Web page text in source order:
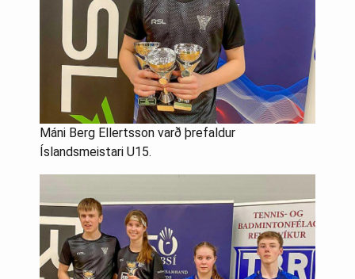
Máni Berg Ellertsson varð þrefaldur
Íslandsmeistari U15.